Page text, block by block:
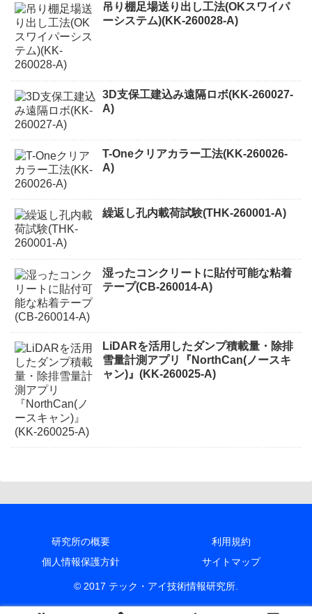
吊り棚足場送り出し工法(OKスワイパ
ーシステム)(KK-260028-A)
3D支保工建込み遠隔ロボ(KK-260027-
A)
T-Oneクリアカラー工法(KK-260026-
A)
繰返し孔内載荷試験(THK-260001-A)
湿ったコンクリートに貼付可能な粘着
テープ(CB-260014-A)
LiDARを活用したダンプ積載量・除排
雪量計測アプリ『NorthCan(ノースキ
ャン)』(KK-260025-A)
研究所の概要
利用規約
個人情報保護方針
サイトマップ
© 2017 テック・アイ技術情報研究所.